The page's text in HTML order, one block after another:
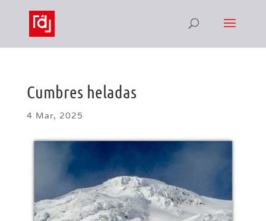
Cumbres heladas
4 Mar, 2025